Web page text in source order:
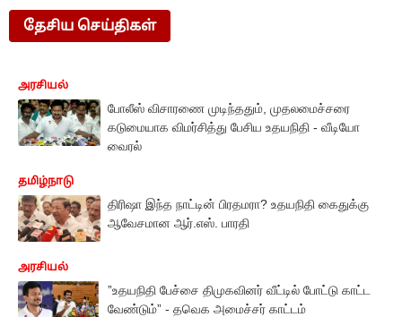
தேசிய செய்திகள்
அரசியல்
போலீஸ் விசாரணை முடிந்ததும், முதலமைச்சரை
கடுமையாக விமர்சித்து பேசிய உதயநிதி - வீடியோ
வைரல்
தமிழ்நாடு
திரிஷா இந்த நாட்டின் பிரதமரா? உதயநிதி கைதுக்கு
ஆவேசமான ஆர்.எஸ். பாரதி
அரசியல்
”உதயநிதி பேச்சை திமுகவினர் வீட்டில் போட்டு காட்ட
வேண்டும்” - தவெக அமைச்சர் காட்டம்